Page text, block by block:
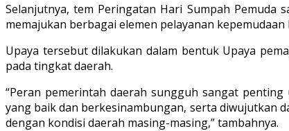
Selanjutnya, tem Peringatan Hari Sumpah Pemuda
memajukan berbagai elemen pelayanan
Upaya tersebut dilakukan dalam bentuk Upaya
pada tingkat daerah.
“Peran pemerintah daerah sungguh sangat
yang baik dan berkesinambungan, serta diwujutkan
dengan kondisi daerah masing-masing,” tambahnya.